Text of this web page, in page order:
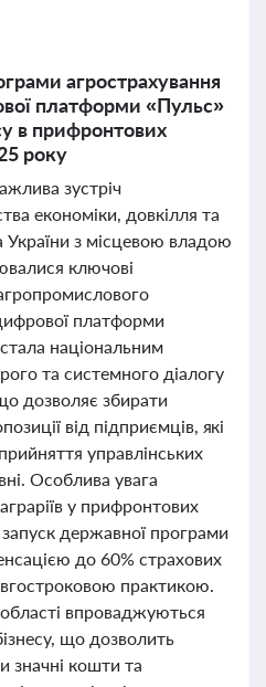
агрострахування
платформи «Пульс»
в прифронтових
року
зустріч
економіки, довкілля та
України з місцевою владою
ключові
платформи
національним
та системного діалогу
дозволяє збирати
від підприємців, які
управлінських
Особлива увага
у прифронтових
державної програми
до 60% страхових
практикою.
впроваджуються
що дозволить
значні кошти та